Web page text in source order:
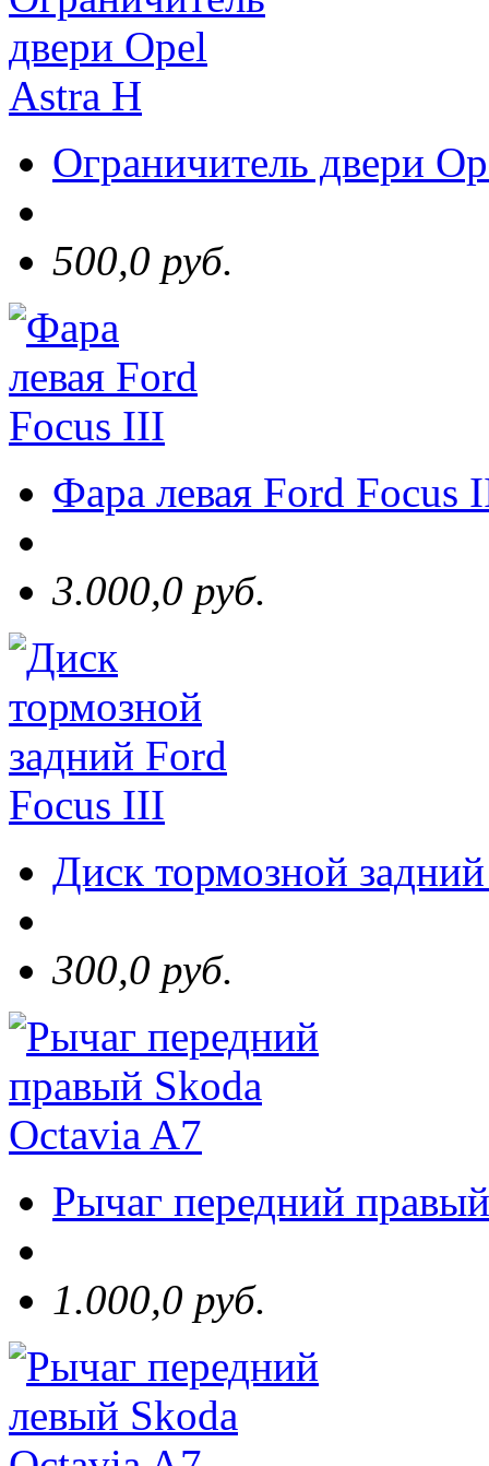
Ограничитель двери
500,0 руб.
Фара левая Ford Focus
3.000,0 руб.
Диск тормозной
300,0 руб.
Рычаг передний
1.000,0 руб.